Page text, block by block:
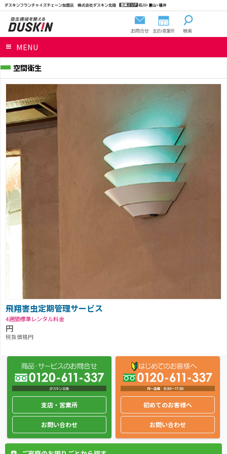
MENU
空間衛生
飛翔害虫定期管理サービス
4週間標準レンタル料金
円
税抜価格円
支店・営業所
お問い合わせ
初めてのお客様へ
お問い合わせ